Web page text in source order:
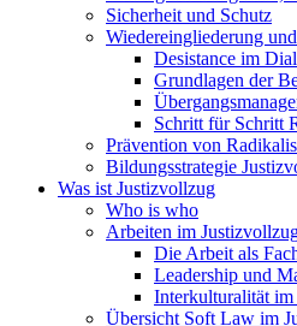
Sicherheit und Schutz
Wiedereingliederung
Desistance im
Grundlagen der
Schritt für Schritt
Prävention von
Bildungsstrategie
Was ist Justizvollzug
Who is who
Arbeiten im
Die Arbeit als
Leadership und
Interkulturalität
Übersicht Soft Law im